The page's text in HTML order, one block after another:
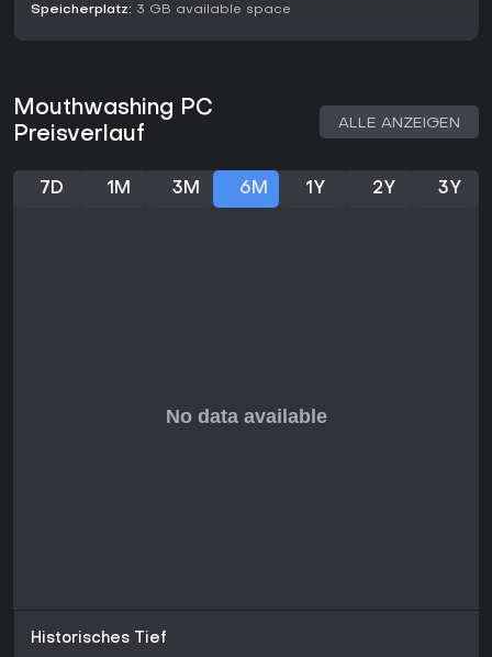
Für Fans psychologischen Horrors und storylastiger
loben Tiefe der Story und emotionale Wucht. Seit dem
Release 2024 braucht es keine großen Updates - die
kompakte Länge und fokussierte Horror-Elemente halten den
Enge sucht, findet hier ein Indie-Juwel für bleibende Grusel-
Erinnerungen.
Speicherplatz: 3 GB available space
Mouthwashing PC
Preisverlauf
ALLE ANZEIGEN
7D 1M 3M 6M 1Y 2Y 3Y
Historisches Tief